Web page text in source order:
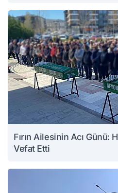
Fırın Ailesinin Acı Günü:
Vefat Etti